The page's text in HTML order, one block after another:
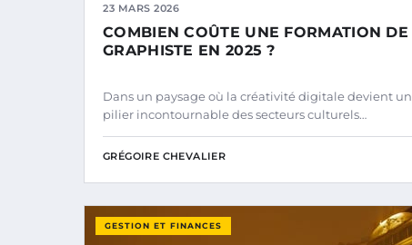
23 MARS 2026
COMBIEN COÛTE UNE FORMATION DE
GRAPHISTE EN 2025 ?
Dans un paysage où la créativité digitale devient un
pilier incontournable des secteurs culturels…
GRÉGOIRE CHEVALIER
GESTION ET FINANCES